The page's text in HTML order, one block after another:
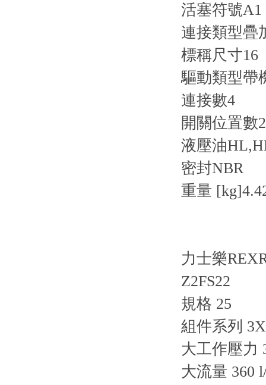
活塞符號
連接類型疊
標稱尺寸16
驅動類型帶
連接數4
開關位置數2
液壓油
密封NBR
重量 [kg]
力士樂
Z2FS22
規格 25
組件系列 3X
大工作壓力
大流量 360